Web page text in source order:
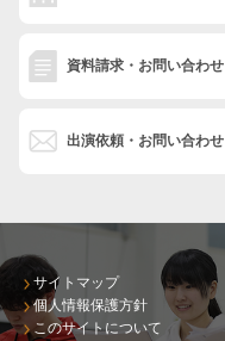
資料請求・お問い合わせ
出演依頼・お問い合わせ
サイトマップ
個人情報保護方針
このサイトについて